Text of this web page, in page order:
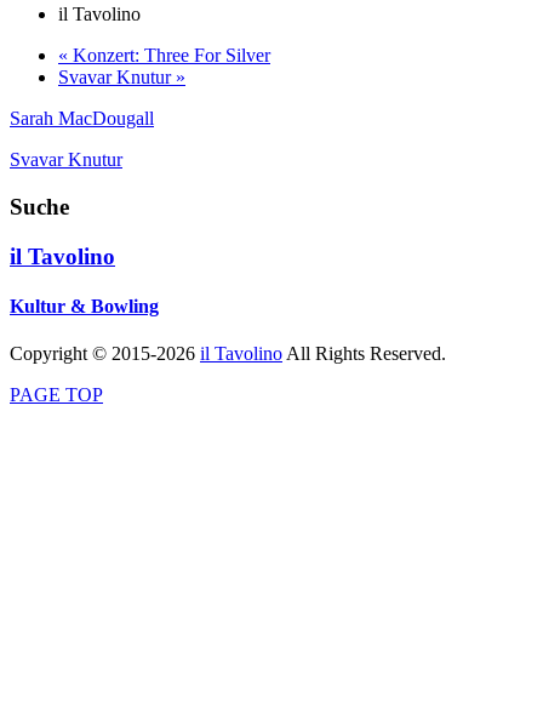
il Tavolino
« Konzert: Three For Silver
Svavar Knutur »
Sarah MacDougall
Svavar Knutur
Suche
il Tavolino
Kultur & Bowling
Copyright © 2015-2026 il Tavolino All Rights Reserved.
PAGE TOP